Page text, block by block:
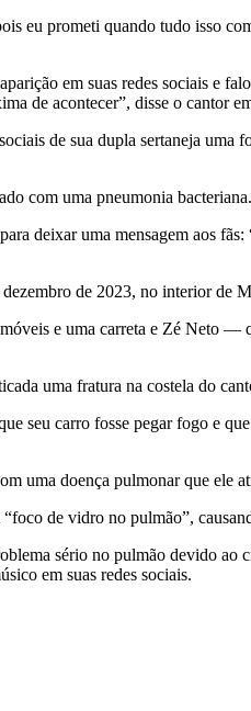
eu prometi quando tudo isso
em suas redes sociais e
de acontecer”, disse o cantor
de sua dupla sertaneja uma
com uma pneumonia
deixar uma mensagem aos
de 2023, no interior de
e uma carreta e Zé Neto
uma fratura na costela do
seu carro fosse pegar fogo e
uma doença pulmonar que ele
de vidro no pulmão”,
sério no pulmão devido
em suas redes sociais.